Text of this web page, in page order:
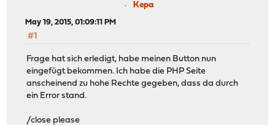
Kepa
May 19, 2015, 01:09:11 PM
#1
Frage hat sich erledigt, habe meinen Button nun
eingefügt bekommen. Ich habe die PHP Seite
anscheinend zu hohe Rechte gegeben, dass da durch
ein Error stand.
/close please